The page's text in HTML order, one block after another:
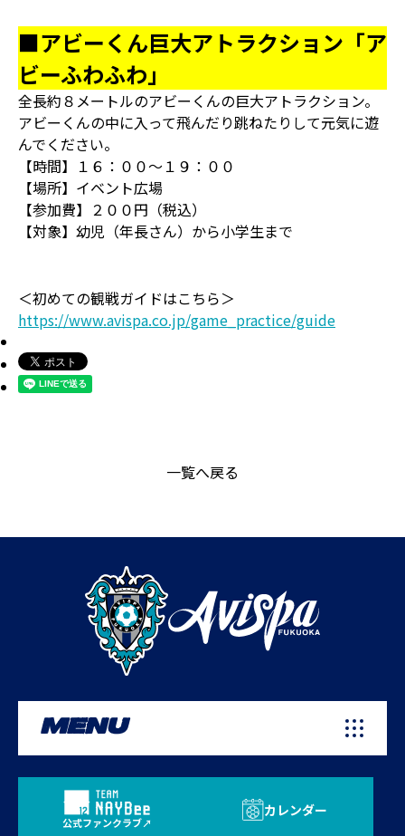
■アビーくん巨大アトラクション「ア
ビーふわふわ」
全長約８メートルのアビーくんの巨大アトラクション。
アビーくんの中に入って飛んだり跳ねたりして元気に遊
んでください。
【時間】１６：００～１９：００
【場所】イベント広場
【参加費】２００円（税込）
【対象】幼児（年長さん）から小学生まで
＜初めての観戦ガイドはこちら＞
https://www.avispa.co.jp/game_practice/guide
一覧へ戻る
MENU
公式ファンクラブ
カレンダー